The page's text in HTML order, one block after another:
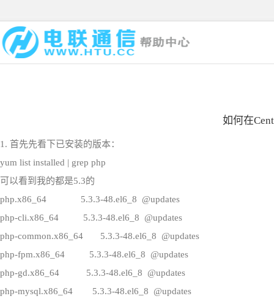
如何在
1. 首先先看下已安装的版本：
yum list installed | grep php
可以看到我的都是5.3的
php.x86_64 5.3.3-48.el6_8 @updates
php-cli.x86_64 5.3.3-48.el6_8 @updates
php-common.x86_64 5.3.3-48.el6_8
php-fpm.x86_64 5.3.3-48.el6_8 @updates
php-gd.x86_64 5.3.3-48.el6_8 @updates
php-mysql.x86_64 5.3.3-48.el6_8 @updates